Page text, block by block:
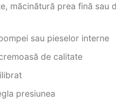
măcinătură prea fină sau
sau pieselor interne
de calitate
presiunea